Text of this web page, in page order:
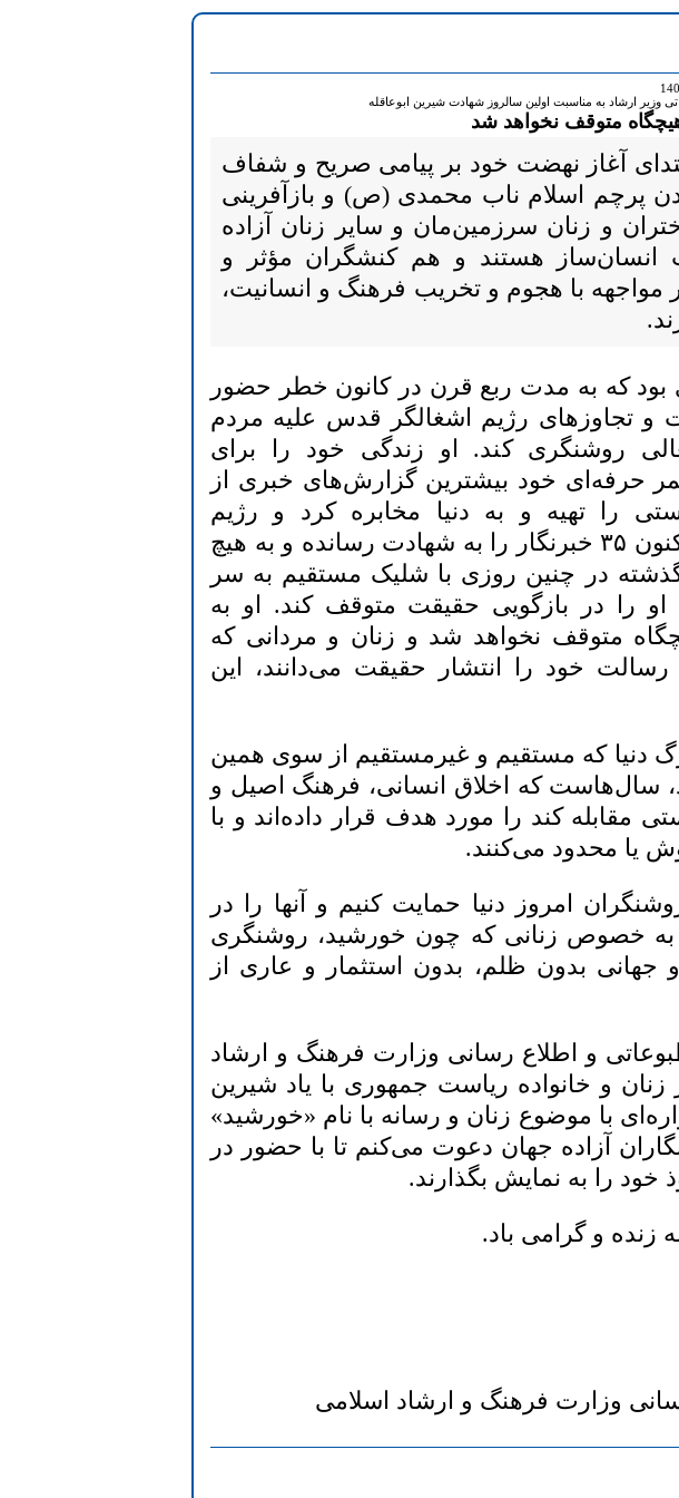
وزیر ارشاد به مناسبت اولین سالروز شهادت شیرین ابوعاقله
متوقف نخواهد شد
آغاز نهضت خود بر پیامی صریح و شفاف
پرچم اسلام ناب محمدی (ص) و بازآفرینی
و زنان سرزمین‌مان و سایر زنان آزاده
هستند و هم کنشگران مؤثر و
مواجهه با هجوم و تخریب فرهنگ و انسانیت،
بود که به مدت ربع قرن در کانون خطر حضور
و تجاوزهای رژیم اشغالگر قدس علیه مردم
روشنگری کند. او زندگی خود را برای
حرفه‌ای خود بیشترین گزارش‌های خبری از
را تهیه و به دنیا مخابره کرد و رژیم
صهیونیستی که از سال ۲۰۰۰ تا کنون ۳۵ خبرنگار را به شهادت رسانده‌ و به هیچ
در چنین روزی با شلیک مستقیم به سر
او را در بازگویی حقیقت متوقف کند. او به
متوقف نخواهد شد و زنان و مردانی که
خود را انتشار حقیقت می‌دانند، این
دنیا که مستقیم و غیرمستقیم از سوی همین
سال‌هاست که اخلاق انسانی، فرهنگ اصیل و
مقابله کند را مورد هدف قرار داده‌اند و با
یا محدود می‌کنند.
امروز دنیا حمایت کنیم و آنها را در
به خصوص زنانی که چون خورشید، روشنگری
جهانی بدون ظلم، بدون استثمار و عاری از
و اطلاع رسانی وزارت فرهنگ و ارشاد
و خانواده ریاست جمهوری با یاد شیرین
با موضوع زنان و رسانه با نام «خورشید»
آزاده جهان دعوت می‌کنم تا با حضور در
خود را به نمایش بگذارند.
زنده و گرامی باد.
وزارت فرهنگ و ارشاد اسلامی